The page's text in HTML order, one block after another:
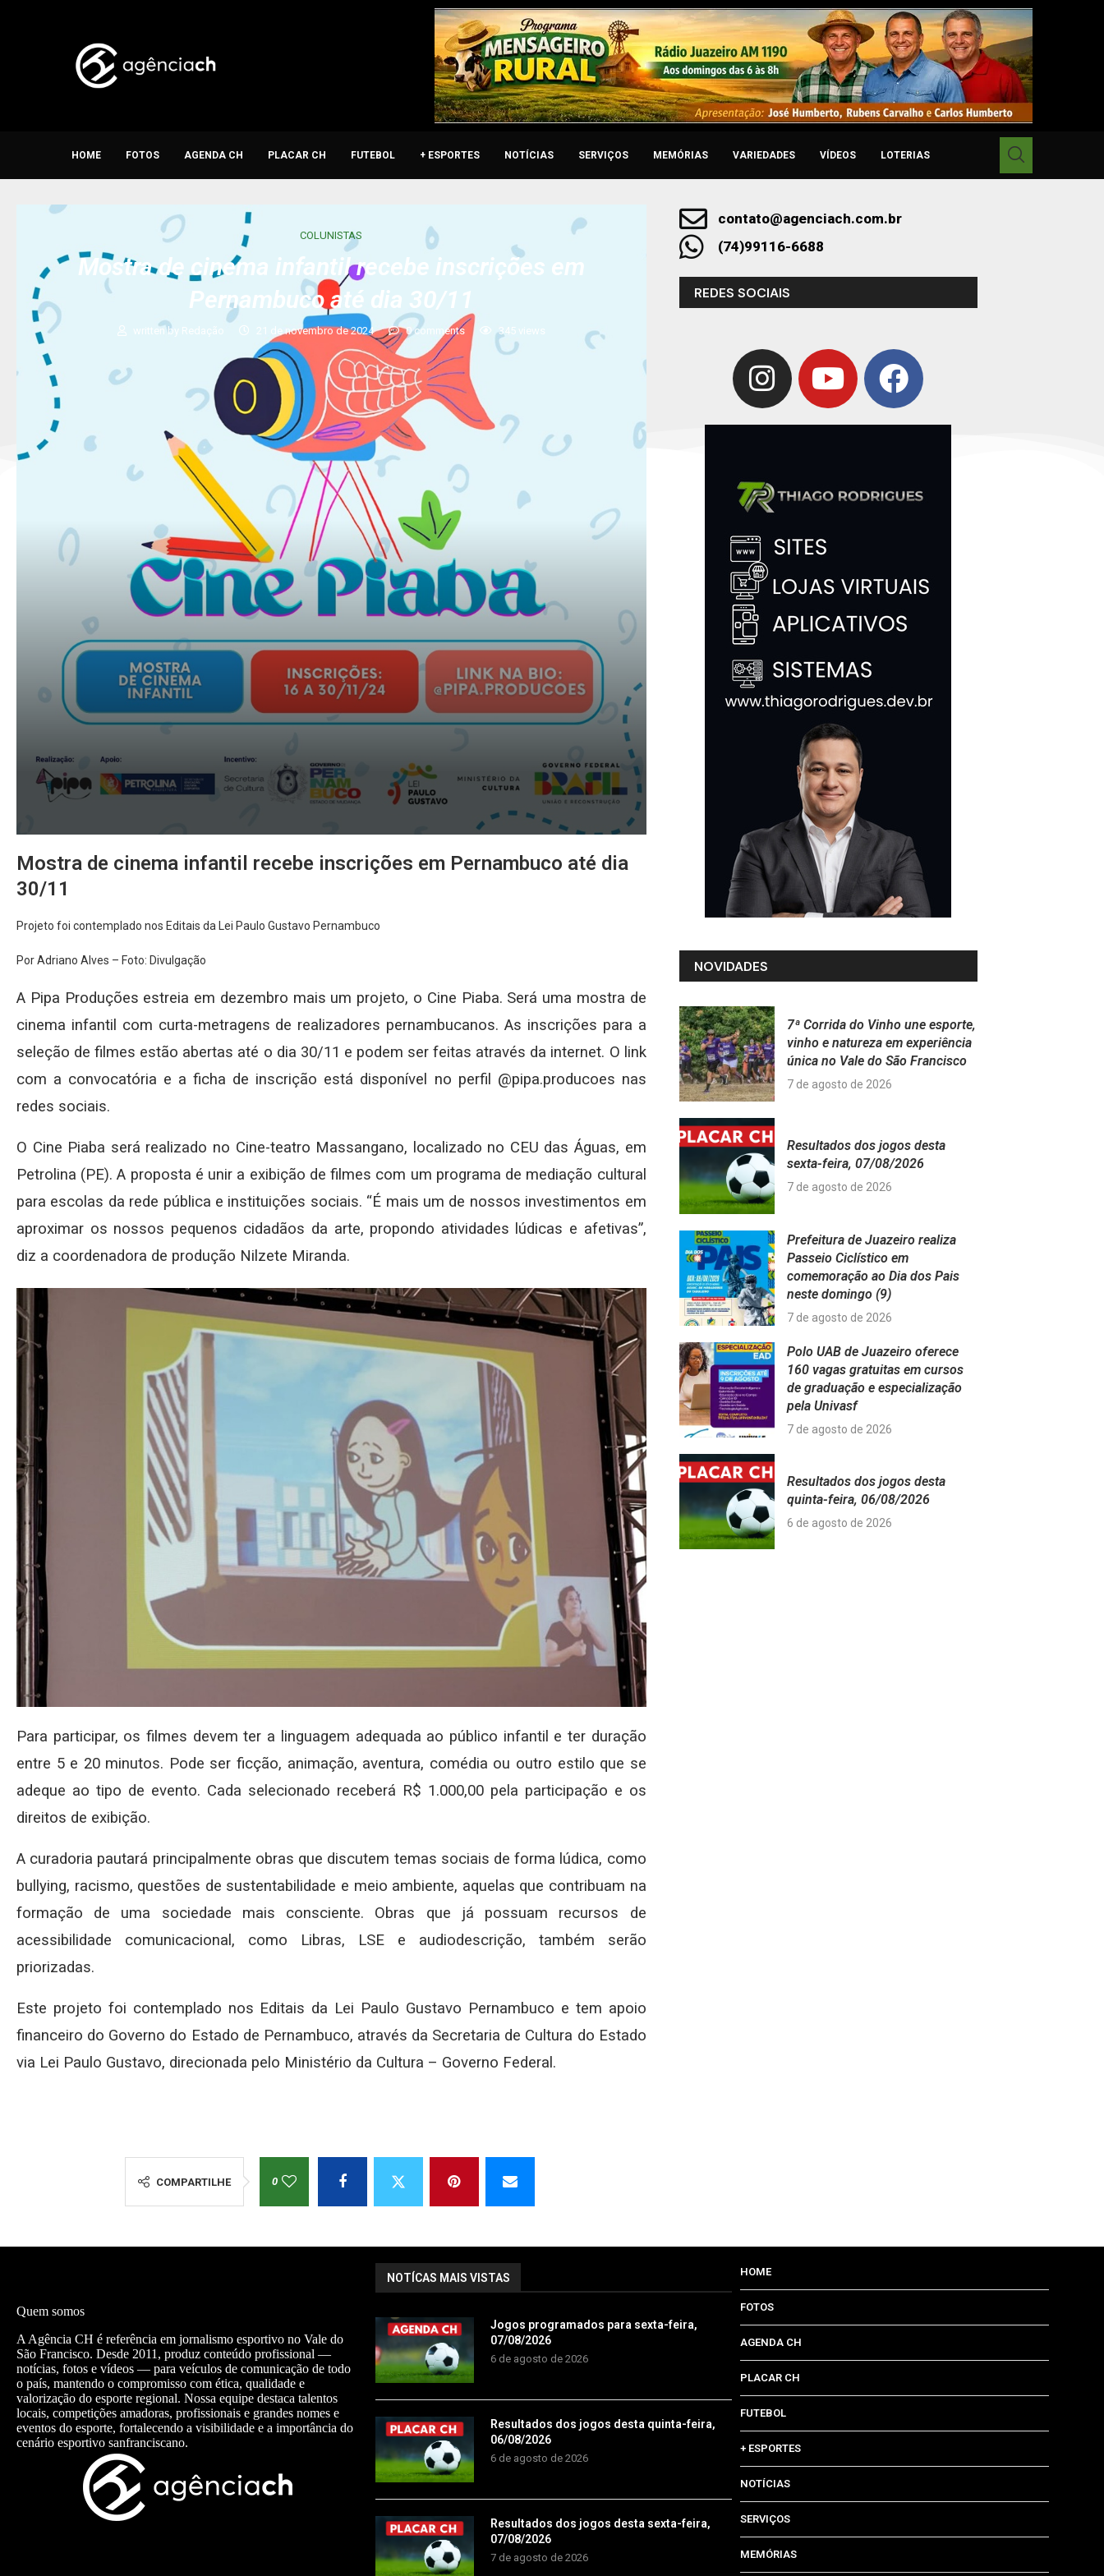
HOME FOTOS AGENDA CH PLACAR CH FUTEBOL + ESPORTES NOTÍCIAS SERVIÇOS MEMÓRIAS VARIEDADES VÍDEOS LOTERIAS
COLUNISTAS
Mostra de cinema infantil recebe inscrições em
Pernambuco até dia 30/11
written by Redação 21 de novembro de 2024 0 comments 345views
Mostra de cinema infantil recebe inscrições em Pernambuco até dia
30/11
Projeto foi contemplado nos Editais da Lei Paulo Gustavo Pernambuco
Por Adriano Alves – Foto: Divulgação
A Pipa Produções estreia em dezembro mais um projeto, o Cine Piaba. Será uma mostra de
cinema infantil com curta-metragens de realizadores pernambucanos. As inscrições para a
seleção de filmes estão abertas até o dia 30/11 e podem ser feitas através da internet. O link
com a convocatória e a ficha de inscrição está disponível no perfil @pipa.producoes nas
redes sociais.
O Cine Piaba será realizado no Cine-teatro Massangano, localizado no CEU das Águas, em
Petrolina (PE). A proposta é unir a exibição de filmes com um programa de mediação cultural
para escolas da rede pública e instituições sociais. “É mais um de nossos investimentos em
aproximar os nossos pequenos cidadãos da arte, propondo atividades lúdicas e afetivas”,
diz a coordenadora de produção Nilzete Miranda.
Para participar, os filmes devem ter a linguagem adequada ao público infantil e ter duração
entre 5 e 20 minutos. Pode ser ficção, animação, aventura, comédia ou outro estilo que se
adeque ao tipo de evento. Cada selecionado receberá R$ 1.000,00 pela participação e os
direitos de exibição.
A curadoria pautará principalmente obras que discutem temas sociais de forma lúdica, como
bullying, racismo, questões de sustentabilidade e meio ambiente, aquelas que contribuam na
formação de uma sociedade mais consciente. Obras que já possuam recursos de
acessibilidade comunicacional, como Libras, LSE e audiodescrição, também serão
priorizadas.
Este projeto foi contemplado nos Editais da Lei Paulo Gustavo Pernambuco e tem apoio
financeiro do Governo do Estado de Pernambuco, através da Secretaria de Cultura do Estado
via Lei Paulo Gustavo, direcionada pelo Ministério da Cultura – Governo Federal.
COMPARTILHE 0
contato@agenciach.com.br
(74)99116-6688
REDES SOCIAIS
NOVIDADES
7ª Corrida do Vinho une esporte,
vinho e natureza em experiência
única no Vale do São Francisco
7 de agosto de 2026
Resultados dos jogos desta
sexta-feira, 07/08/2026
7 de agosto de 2026
Prefeitura de Juazeiro realiza
Passeio Ciclístico em
comemoração ao Dia dos Pais
neste domingo (9)
7 de agosto de 2026
Polo UAB de Juazeiro oferece
160 vagas gratuitas em cursos
de graduação e especialização
pela Univasf
7 de agosto de 2026
Resultados dos jogos desta
quinta-feira, 06/08/2026
6 de agosto de 2026
Quem somos
A Agência CH é referência em jornalismo esportivo no Vale do
São Francisco. Desde 2011, produz conteúdo profissional —
notícias, fotos e vídeos — para veículos de comunicação de todo
o país, mantendo o compromisso com ética, qualidade e
valorização do esporte regional. Nossa equipe destaca talentos
locais, competições amadoras, profissionais e grandes nomes e
eventos do esporte, fortalecendo a visibilidade e a importância do
cenário esportivo sanfranciscano.
NOTÍCAS MAIS VISTAS
Jogos programados para sexta-feira,
07/08/2026
6 de agosto de 2026
Resultados dos jogos desta quinta-feira,
06/08/2026
6 de agosto de 2026
Resultados dos jogos desta sexta-feira,
07/08/2026
7 de agosto de 2026
HOME
FOTOS
AGENDA CH
PLACAR CH
FUTEBOL
+ ESPORTES
NOTÍCIAS
SERVIÇOS
MEMÓRIAS